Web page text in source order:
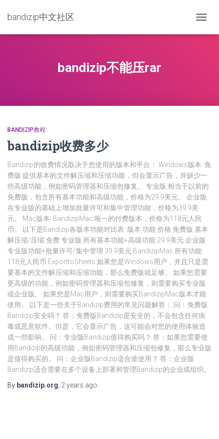
bandizip中文社区
bandizip不能压rar
BANDIZIP教程
bandizip收费多少
Bandizip的收费情况取决于您使用的版本和平台： Windows版本: 免
费版:提供基本的文件解压缩和压缩功能，但会显示广告，并缺少一
些高级功能，例如密码管理器和压缩包修复。 专业版:相当于以前的
免费版，包含所有基本功能和高级功能，价格为29.9美元。 企业版:
在专业版的基础上增加批量许可和集中管理功能，价格为39.9美
元。 Mac版本: BandizipMac:唯一的付费版本，价格为118元人民
币。 以下是Bandizip各版本功能对比表: 版本 功能 价格 免费版 基本
解压缩/压缩 免费 专业版 所有基本功能+高级功能 29.9美元 企业版
专业版功能+批量许可/集中管理 39.9美元 BandizipMac 所有功能
118元人民币 ExporttoSheets 如果您是Windows用户，并且只是需
要基本的文件解压缩和压缩功能，那么免费版就足够。 如果您需要
更高级的功能，例如密码管理器和压缩包修复，则需要购买专业版
或企业版。 如果您是Mac用户，则需要购买BandizipMac版本才能
使用。 以下是一些关于Bandizip费用的常见问题解答： 问：免费版
Bandizip安全吗？ 答：免费版Bandizip是安全的，不会包含任何病
毒或恶意软件。但是，它会显示广告，这可能会对您的使用体验造
成一些影响。 问：专业版Bandizip值得购买吗？ 答：如果您需要使
用Bandizip的高级功能，例如密码管理器和压缩包修复，那么专业版
是值得购买的。 问：企业版Bandizip适合谁使用？ 答：企业版
Bandizip适合需要在多个设备上部署和管理Bandizip的企业或组织。
By bandizip.org 2 years ago